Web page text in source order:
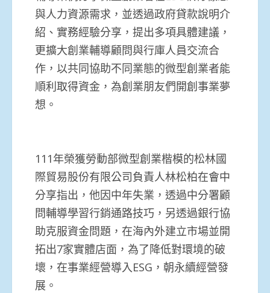
與人力資源需求，並透過政府貸款說明介
紹、實務經驗分享，提出多項具體建議，
更擴大創業輔導顧問與行庫人員交流合
作，以共同協助不同業態的微型創業者能
順利取得資金，為創業朋友們開創事業夢
想。
111年榮獲勞動部微型創業楷模的松林國
際貿易股份有限公司負責人林松柏在會中
分享指出，他因中年失業，透過中分署顧
問輔導學習行銷通路技巧，另透過銀行協
助克服資金問題，在海內外建立市場並開
拓出7家實體店面，為了降低對環境的破
壞，在事業經營導入ESG，朝永續經營發
展。